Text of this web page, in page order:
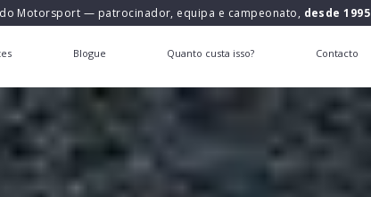
Motorsport — patrocinador, equipa e campeonato, desde 1995
Blogue Quanto custa isso? Contacto